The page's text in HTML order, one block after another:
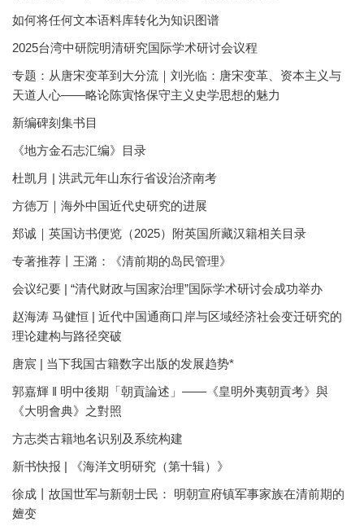
如何将任何文本语料库转化为知识图谱
2025台湾中研院明清研究国际学术研讨会议程
专题：从唐宋变革到大分流｜刘光临：唐宋变革、资本主义与
天道人心——略论陈寅恪保守主义史学思想的魅力
新编碑刻集书目
《地方金石志汇编》目录
杜凯月 | 洪武元年山东行省设治济南考
方徳万｜海外中国近代史研究的进展
郑诚｜英国访书便览（2025）附英国所藏汉籍相关目录
专著推荐丨王潞：《清前期的岛民管理》
会议纪要 | “清代财政与国家治理”国际学术研讨会成功举办
赵海涛 马健恒 | 近代中国通商口岸与区域经济社会变迁研究的
理论建构与路径突破
唐宸 | 当下我国古籍数字出版的发展趋势*
郭嘉輝 ‖ 明中後期「朝貢論述」——《皇明外夷朝貢考》與
《大明會典》之對照
方志类古籍地名识别及系统构建
新书快报 | 《海洋文明研究（第十辑）》
徐成丨故国世军与新朝士民： 明朝宣府镇军事家族在清前期的
嬗变